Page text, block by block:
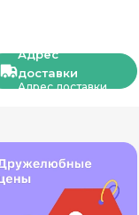
Адрес
доставки
Адрес доставки
сухие завтраки,